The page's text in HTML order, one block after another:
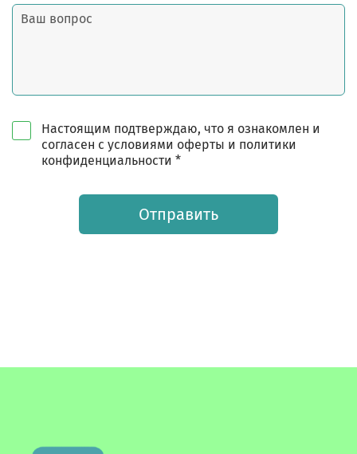
Настоящим подтверждаю, что я ознакомлен и
согласен с условиями оферты и политики
конфиденциальности *
Отправить